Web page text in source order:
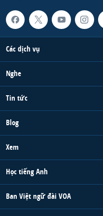
Các dịch vụ
Nghe
Tin tức
Blog
Xem
Học tiếng Anh
Ban Việt ngữ đài VOA